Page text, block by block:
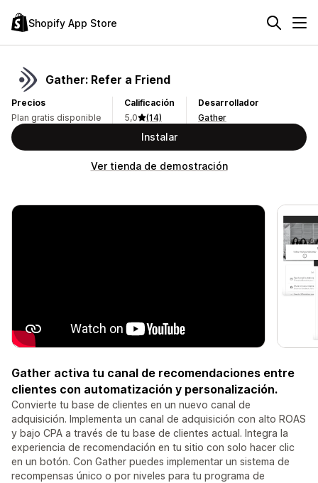
Shopify App Store
Gather: Refer a Friend
Precios
Plan gratis disponible
Calificación
5,0
(14)
Desarrollador
Gather
Instalar
Ver tienda de demostración
Gather activa tu canal de recomendaciones entre
clientes con automatización y personalización.
Convierte tu base de clientes en un nuevo canal de
adquisición. Implementa un canal de adquisición con alto ROAS
y bajo CPA a través de tu base de clientes actual. Integra la
experiencia de recomendación en tu sitio con solo hacer clic
en un botón. Con Gather puedes implementar un sistema de
recompensas único o por niveles para tu programa de